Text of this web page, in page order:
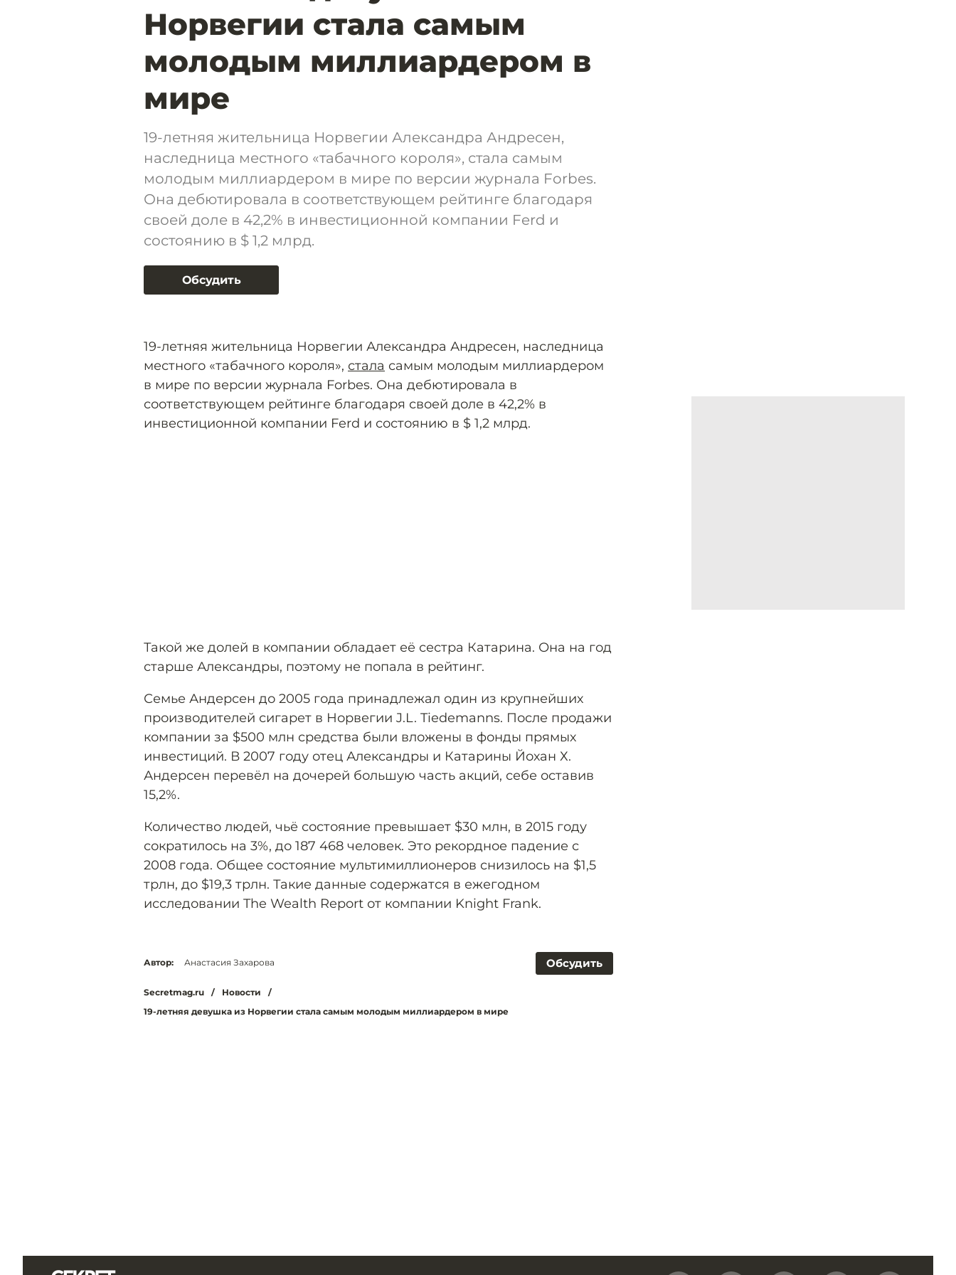
Норвегии стала самым
молодым миллиардером в
мире
19-летняя жительница Норвегии Александра Андресен,
наследница местного «табачного короля», стала самым
молодым миллиардером в мире по версии журнала Forbes.
Она дебютировала в соответствующем рейтинге благодаря
своей доле в 42,2% в инвестиционной компании Ferd и
состоянию в $ 1,2 млрд.
Обсудить
19-летняя жительница Норвегии Александра Андресен, наследница
местного «табачного короля», стала самым молодым миллиардером
в мире по версии журнала Forbes. Она дебютировала в
соответствующем рейтинге благодаря своей доле в 42,2% в
инвестиционной компании Ferd и состоянию в $ 1,2 млрд.
Такой же долей в компании обладает её сестра Катарина. Она на год
старше Александры, поэтому не попала в рейтинг.
Семье Андерсен до 2005 года принадлежал один из крупнейших
производителей сигарет в Норвегии J.L. Tiedemanns. После продажи
компании за $500 млн средства были вложены в фонды прямых
инвестиций. В 2007 году отец Александры и Катарины Йохан Х.
Андерсен перевёл на дочерей большую часть акций, себе оставив
15,2%.
Количество людей, чьё состояние превышает $30 млн, в 2015 году
сократилось на 3%, до 187 468 человек. Это рекордное падение с
2008 года. Общее состояние мультимиллионеров снизилось на $1,5
трлн, до $19,3 трлн. Такие данные содержатся в ежегодном
исследовании The Wealth Report от компании Knight Frank.
Обсудить
Автор: Анастасия Захарова
Secretmag.ru / Новости
/
19-летняя девушка из Норвегии стала самым молодым миллиардером в мире